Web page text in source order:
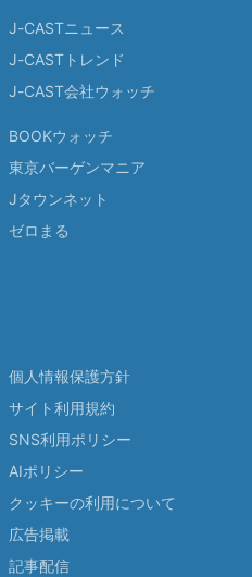
J-CASTニュース
J-CASTトレンド
J-CAST会社ウォッチ
BOOKウォッチ
東京バーゲンマニア
Jタウンネット
ゼロまる
個人情報保護方針
サイト利用規約
SNS利用ポリシー
AIポリシー
クッキーの利用について
広告掲載
記事配信